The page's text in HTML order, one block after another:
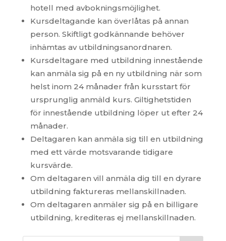
hotell med avbokningsmöjlighet.
Kursdeltagande kan överlåtas på annan
person. Skiftligt godkännande behöver
inhämtas av utbildningsanordnaren.
Kursdeltagare med utbildning innestående
kan anmäla sig på en ny utbildning när som
helst inom 24 månader från kursstart för
ursprunglig anmäld kurs. Giltighetstiden
för innestående utbildning löper ut efter 24
månader.
Deltagaren kan anmäla sig till en utbildning
med ett värde motsvarande tidigare
kursvärde.
Om deltagaren vill anmäla dig till en dyrare
utbildning faktureras mellanskillnaden.
Om deltagaren anmäler sig på en billigare
utbildning, krediteras ej mellanskillnaden.